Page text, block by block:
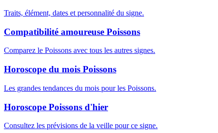
Traits, élément, dates et personnalité du signe.
Compatibilité amoureuse Poissons
Comparez le Poissons avec tous les autres signes.
Horoscope du mois Poissons
Les grandes tendances du mois pour les Poissons.
Horoscope Poissons d'hier
Consultez les prévisions de la veille pour ce signe.